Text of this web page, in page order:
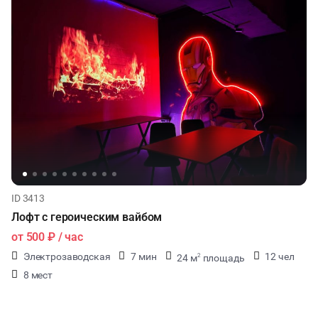
ID 3413
Лофт с героическим вайбом
от 500 ₽/ час
Электрозаводская 7 мин 24 м2 площадь
12 чел
8 мест